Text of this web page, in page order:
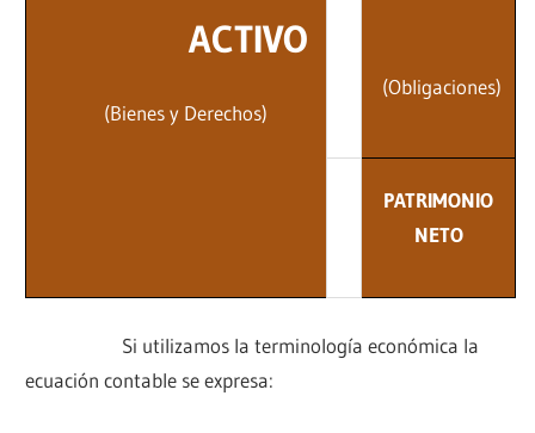
ACTIVO
(Bienes y Derechos)
(Obligaciones)
PATRIMONIO
NETO
Si utilizamos la terminología económica la
ecuación contable se expresa: